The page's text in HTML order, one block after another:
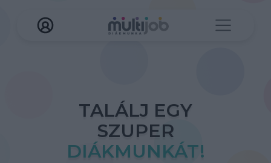
TALÁLJ EGY
SZUPER
DIÁKMUNKÁT!